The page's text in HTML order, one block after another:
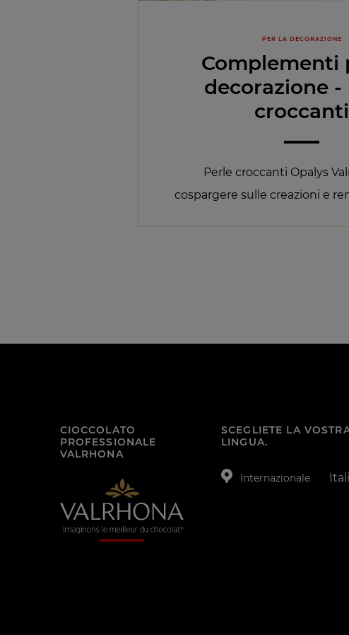
PER LA DECORAZIONE
Complementi
decorazione -
croccanti
Perle croccanti Opalys
cospargere sulle creazioni e
CIOCCOLATO
PROFESSIONALE
VALRHONA
SCEGLIETE LA
LINGUA.
Internazionale